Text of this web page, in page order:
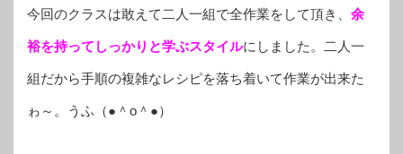
今回のクラスは敢えて二人一組で全作業をして頂き、 余
裕を持ってしっかりと学ぶスタイルにしました。二人一
組だから手順の複雑なレシピを落ち着いて作業が出来た
ゎ～。うふ（●＾o＾●）